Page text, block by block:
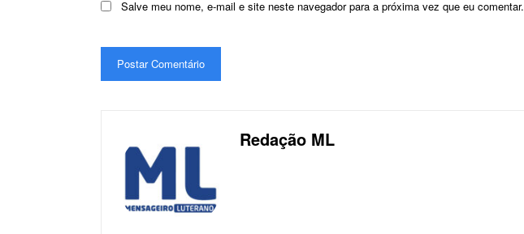
Salve meu nome, e-mail e site neste navegador para a próxima vez que eu comentar.
Redação ML